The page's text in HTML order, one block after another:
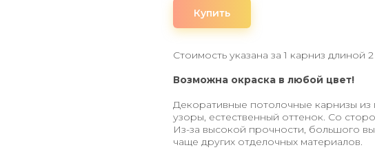
Купить
Стоимость указана за 1 карниз длиной
Возможна окраска в любой цвет!
Декоративные потолочные карнизы
узоры, естественный оттенок. Со
Из-за высокой прочности, большого
чаще других отделочных материалов.